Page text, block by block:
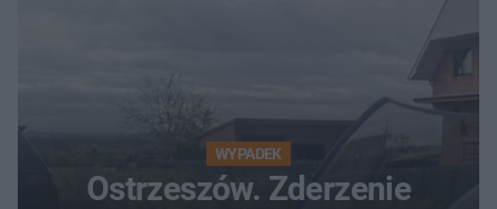
WYPADEK
Ostrzeszów. Zderzenie